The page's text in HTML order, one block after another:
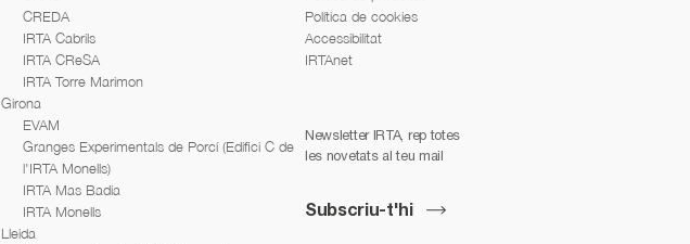
CREDA
IRTA Cabrils
IRTA CReSA
IRTA Torre Marimon
Girona
EVAM
Granges Experimentals de Porcí (Edifici C de
l'IRTA Monells)
IRTA Mas Badia
IRTA Monells
Lleida
Política de cookies
Accessibilitat
IRTAnet
Newsletter IRTA, rep totes
les novetats al teu mail
Subscriu-t'hi